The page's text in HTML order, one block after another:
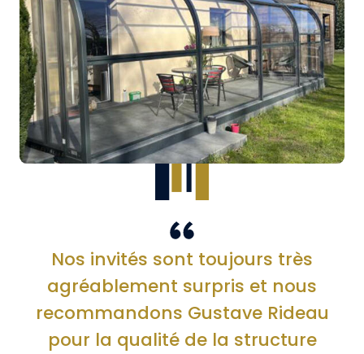
Nos invités sont toujours très
agréablement surpris et nous
recommandons Gustave Rideau
pour la qualité de la structure